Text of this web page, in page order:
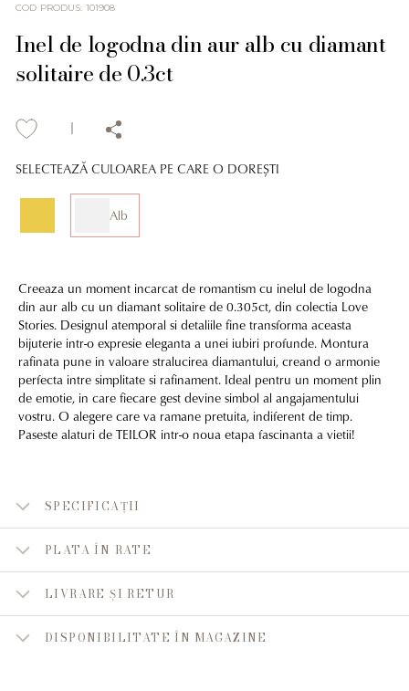
COD PRODUS: 101908
Inel de logodna din aur alb cu diamant
solitaire de 0.3ct
SELECTEAZĂ CULOAREA PE CARE O DOREȘTI
Alb
Creeaza un moment incarcat de romantism cu inelul de logodna
din aur alb cu un diamant solitaire de 0.305ct, din colectia Love
Stories. Designul atemporal si detaliile fine transforma aceasta
bijuterie intr-o expresie eleganta a unei iubiri profunde. Montura
rafinata pune in valoare stralucirea diamantului, creand o armonie
perfecta intre simplitate si rafinament. Ideal pentru un moment plin
de emotie, in care fiecare gest devine simbol al angajamentului
vostru. O alegere care va ramane pretuita, indiferent de timp.
Paseste alaturi de TEILOR intr-o noua etapa fascinanta a vietii!
SPECIFICAȚII
PLATA ÎN RATE
LIVRARE ȘI RETUR
DISPONIBILITATE ÎN MAGAZINE